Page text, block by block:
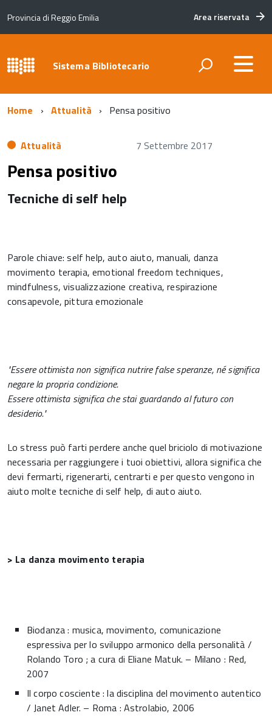
Provincia di Reggio Emilia Area riservata
Sistema Bibliotecario
Home Attualità Pensa positivo
Attualità 7 Settembre 2017
Pensa positivo
Tecniche di self help
Parole chiave: self help, auto aiuto, manuali, danza
movimento terapia, emotional freedom techniques,
mindfulness, visualizzazione creativa, respirazione
consapevole, pittura emozionale
"Essere ottimista non significa nutrire false speranze, né significa
negare la propria condizione.
Essere ottimista significa che stai guardando al futuro con
desiderio."
Lo stress può farti perdere anche quel briciolo di motivazione
necessaria per raggiungere i tuoi obiettivi, allora significa che
devi fermarti, rigenerarti, centrarti e per questo vengono in
aiuto molte tecniche di self help, di auto aiuto.
> La danza movimento terapia
Biodanza : musica, movimento, comunicazione
espressiva per lo sviluppo armonico della personalità /
Rolando Toro ; a cura di Eliane Matuk. – Milano : Red,
2007
Il corpo cosciente : la disciplina del movimento autentico
/ Janet Adler. – Roma : Astrolabio, 2006